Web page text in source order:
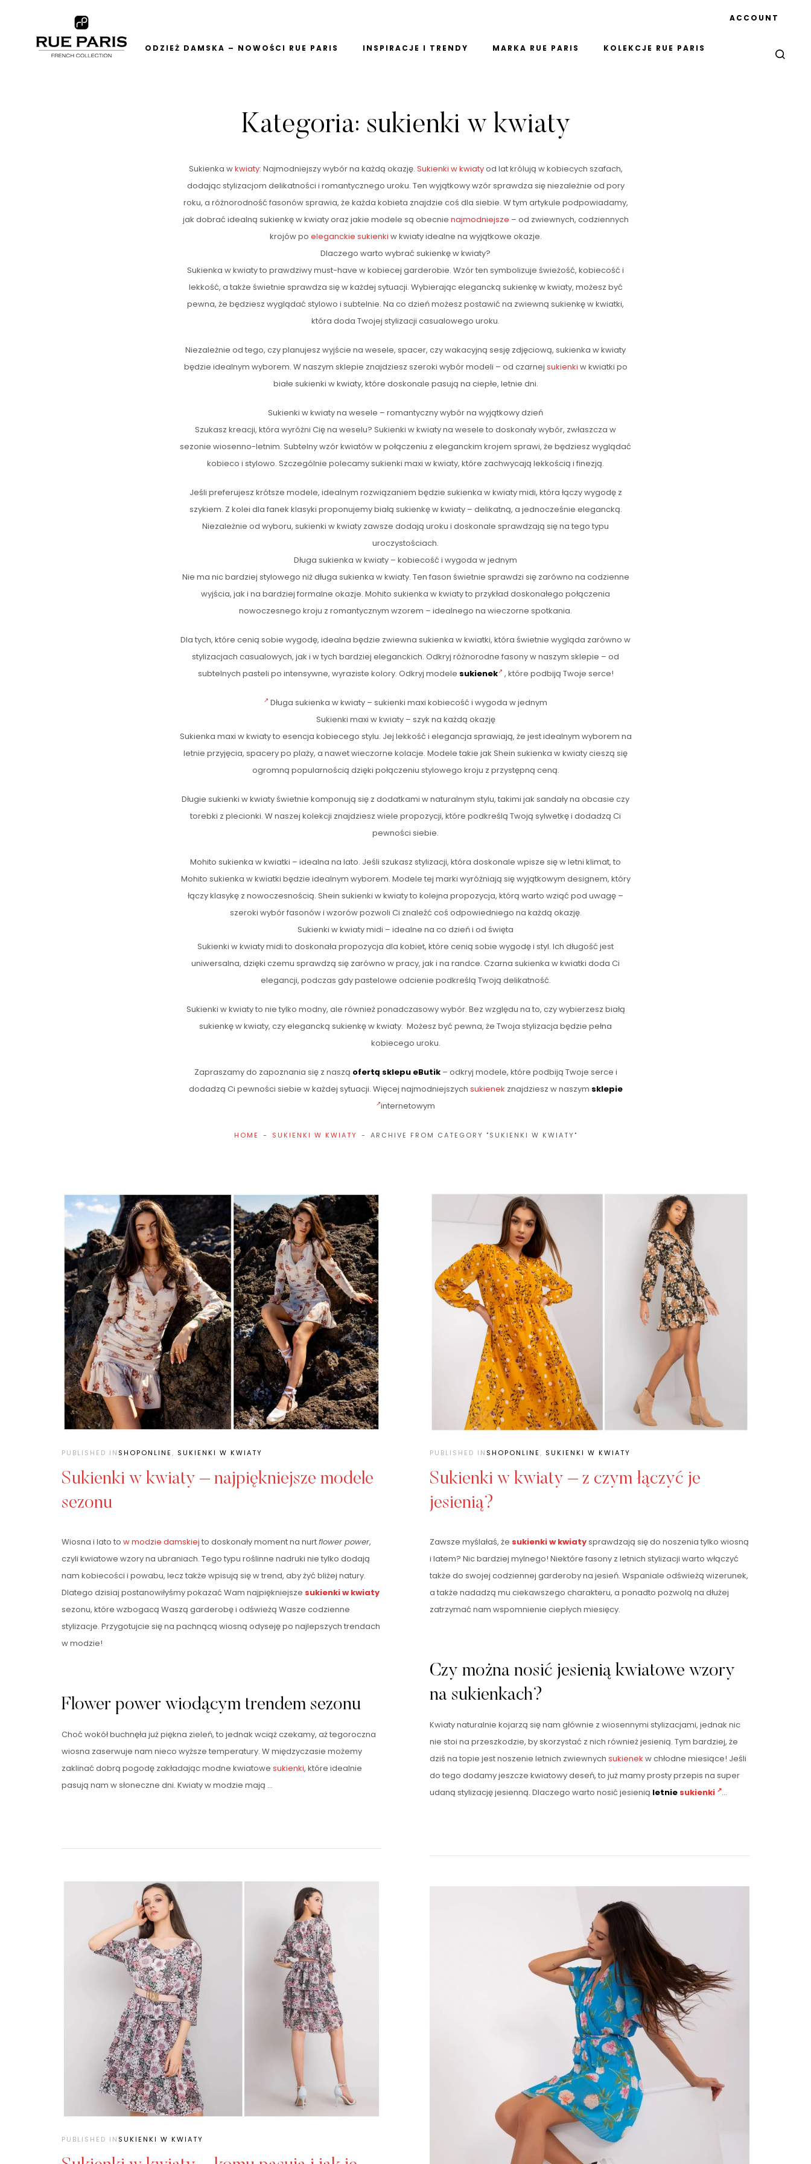
ODZIEŻ DAMSKA – NOWOŚCI RUE PARIS INSPIRACJE I TRENDY MARKA RUE PARIS KOLEKCJE RUE PARIS
ACCOUNT
Kategoria: sukienki w kwiaty
Sukienka wkwiaty: Najmodniejszy wybór na każdą okazję. Sukienki w kwiatyod lat królują w kobiecych szafach,
dodając stylizacjom delikatności i romantycznego uroku. Ten wyjątkowy wzór sprawdza się niezależnie od pory
roku, a różnorodność fasonów sprawia, że każda kobieta znajdzie coś dla siebie. W tym artykule podpowiadamy,
jak dobrać idealną sukienkę w kwiaty oraz jakie modele są obecnie najmodniejsze – od zwiewnych, codziennych
krojów po eleganckie sukienki w kwiaty idealne na wyjątkowe okazje.
Dlaczego warto wybrać sukienkę w kwiaty?
Sukienka w kwiaty to prawdziwy must-have w kobiecej garderobie. Wzór ten symbolizuje świeżość, kobiecość i
lekkość, a także świetnie sprawdza się w każdej sytuacji. Wybierając elegancką sukienkę w kwiaty, możesz być
pewna, że będziesz wyglądać stylowo i subtelnie. Na co dzień możesz postawić na zwiewną sukienkę w kwiatki,
która doda Twojej stylizacji casualowego uroku.
Niezależnie od tego, czy planujesz wyjście na wesele, spacer, czy wakacyjną sesję zdjęciową, sukienka w kwiaty
będzie idealnym wyborem. W naszym sklepie znajdziesz szeroki wybór modeli – od czarnej sukienki w kwiatki po
białe sukienki w kwiaty, które doskonale pasują na ciepłe, letnie dni.
Sukienki w kwiaty na wesele – romantyczny wybór na wyjątkowy dzień
Szukasz kreacji, która wyróżni Cię na weselu? Sukienki w kwiaty na wesele to doskonały wybór, zwłaszcza w
sezonie wiosenno-letnim. Subtelny wzór kwiatów w połączeniu z eleganckim krojem sprawi, że będziesz wyglądać
kobieco i stylowo. Szczególnie polecamy sukienki maxi w kwiaty, które zachwycają lekkością i finezją.
Jeśli preferujesz krótsze modele, idealnym rozwiązaniem będzie sukienka w kwiaty midi, która łączy wygodę z
szykiem. Z kolei dla fanek klasyki proponujemy białą sukienkę w kwiaty – delikatną, a jednocześnie elegancką.
Niezależnie od wyboru, sukienki w kwiaty zawsze dodają uroku i doskonale sprawdzają się na tego typu
uroczystościach.
Długa sukienka w kwiaty – kobiecość i wygoda w jednym
Nie ma nic bardziej stylowego niż długa sukienka w kwiaty. Ten fason świetnie sprawdzi się zarówno na codzienne
wyjścia, jak i na bardziej formalne okazje. Mohito sukienka w kwiaty to przykład doskonałego połączenia
nowoczesnego kroju z romantycznym wzorem – idealnego na wieczorne spotkania.
Dla tych, które cenią sobie wygodę, idealna będzie zwiewna sukienka w kwiatki, która świetnie wygląda zarówno w
stylizacjach casualowych, jak i w tych bardziej eleganckich. Odkryj różnorodne fasony w naszym sklepie – od
subtelnych pasteli po intensywne, wyraziste kolory. Odkryj modele sukienek , które podbiją Twoje serce!
Długa sukienka w kwiaty – sukienki maxi kobiecość i wygoda w jednym
Sukienki maxi w kwiaty – szyk na każdą okazję
Sukienka maxi w kwiaty to esencja kobiecego stylu. Jej lekkość i elegancja sprawiają, że jest idealnym wyborem na
letnie przyjęcia, spacery po plaży, a nawet wieczorne kolacje. Modele takie jak Shein sukienka w kwiaty cieszą się
ogromną popularnością dzięki połączeniu stylowego kroju z przystępną ceną.
Długie sukienki w kwiaty świetnie komponują się z dodatkami w naturalnym stylu, takimi jak sandały na obcasie czy
torebki z plecionki. W naszej kolekcji znajdziesz wiele propozycji, które podkreślą Twoją sylwetkę i dodadzą Ci
pewności siebie.
Mohito sukienka w kwiatki – idealna na lato. Jeśli szukasz stylizacji, która doskonale wpisze się w letni klimat, to
Mohito sukienka w kwiatki będzie idealnym wyborem. Modele tej marki wyróżniają się wyjątkowym designem, który
łączy klasykę z nowoczesnością. Shein sukienki w kwiaty to kolejna propozycja, którą warto wziąć pod uwagę –
szeroki wybór fasonów i wzorów pozwoli Ci znaleźć coś odpowiedniego na każdą okazję.
Sukienki w kwiaty midi – idealne na co dzień i od święta
Sukienki w kwiaty midi to doskonała propozycja dla kobiet, które cenią sobie wygodę i styl. Ich długość jest
uniwersalna, dzięki czemu sprawdzą się zarówno w pracy, jak i na randce. Czarna sukienka w kwiatki doda Ci
elegancji, podczas gdy pastelowe odcienie podkreślą Twoją delikatność.
Sukienki w kwiaty to nie tylko modny, ale również ponadczasowy wybór. Bez względu na to, czy wybierzesz białą
sukienkę w kwiaty, czy elegancką sukienkę w kwiaty. Możesz być pewna, że Twoja stylizacja będzie pełna
kobiecego uroku.
Zapraszamy do zapoznania się z naszą ofertą sklepu eButik– odkryj modele, które podbiją Twoje serce i
dodadzą Ci pewności siebie w każdej sytuacji. Więcej najmodniejszych sukienek znajdziesz w naszym sklepie
internetowym
HOME SUKIENKI W KWIATY ARCHIVE FROM CATEGORY "SUKIENKI W KWIATY"
PUBLISHED IN SHOPONLINE, SUKIENKI W KWIATY
Sukienki w kwiaty – najpiękniejsze modele
sezonu
Wiosna i lato to w modzie damskiej to doskonały moment na nurtflower power,
czyli kwiatowe wzory na ubraniach. Tego typu roślinne nadruki nie tylko dodają
nam kobiecości i powabu, lecz także wpisują się w trend, aby żyć bliżej natury.
Dlatego dzisiaj postanowiłyśmy pokazać Wam najpiękniejsze sukienki w kwiaty
sezonu, które wzbogacą Waszą garderobę i odświeżą Wasze codzienne
stylizacje. Przygotujcie się na pachnącą wiosną odyseję po najlepszych trendach
w modzie!
Flower power wiodącym trendem sezonu
Choć wokół buchnęła już piękna zieleń, to jednak wciąż czekamy, aż tegoroczna
wiosna zaserwuje nam nieco wyższe temperatury. W międzyczasie możemy
zaklinać dobrą pogodę zakładając modne kwiatowe sukienki, które idealnie
pasują nam w słoneczne dni. Kwiaty w modzie mają …
PUBLISHED IN SHOPONLINE, SUKIENKI W KWIATY
Sukienki w kwiaty – z czym łączyć je
jesienią?
Zawsze myślałaś, że sukienki w kwiatysprawdzają się do noszenia tylko wiosną
i latem? Nic bardziej mylnego! Niektóre fasony z letnich stylizacji warto włączyć
także do swojej codziennej garderoby na jesień. Wspaniale odświeżą wizerunek,
a także nadadzą mu ciekawszego charakteru, a ponadto pozwolą na dłużej
zatrzymać nam wspomnienie ciepłych miesięcy.
Czy można nosić jesienią kwiatowe wzory
na sukienkach?
Kwiaty naturalnie kojarzą się nam głównie z wiosennymi stylizacjami, jednak nic
nie stoi na przeszkodzie, by skorzystać z nich również jesienią. Tym bardziej, że
dziś na topie jest noszenie letnich zwiewnych sukienek w chłodne miesiące! Jeśli
do tego dodamy jeszcze kwiatowy deseń, to już mamy prosty przepis na super
udaną stylizację jesienną. Dlaczego warto nosić jesienią letnie sukienki …
PUBLISHED IN SUKIENKI W KWIATY